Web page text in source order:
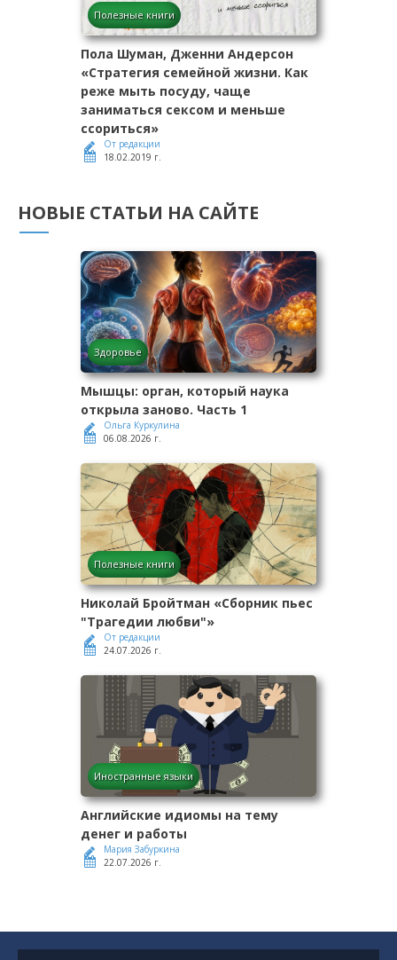
Полезные книги
Пола Шуман, Дженни Андерсон
«Стратегия семейной жизни. Как
реже мыть посуду, чаще
заниматься сексом и меньше
ссориться»
От редакции
18.02.2019 г.
НОВЫЕ СТАТЬИ НА САЙТЕ
Здоровье
Мышцы: орган, который наука
открыла заново. Часть 1
Ольга Куркулина
06.08.2026 г.
Полезные книги
Николай Бройтман «Сборник пьес
"Трагедии любви"»
От редакции
24.07.2026 г.
Иностранные языки
Английские идиомы на тему
денег и работы
Мария Забуркина
22.07.2026 г.